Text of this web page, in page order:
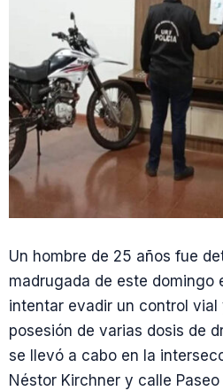
Un hombre de 25 años fue
madrugada de este domingo
intentar evadir un control
posesión de varias dosis de
se llevó a cabo en la
Néstor Kirchner y calle